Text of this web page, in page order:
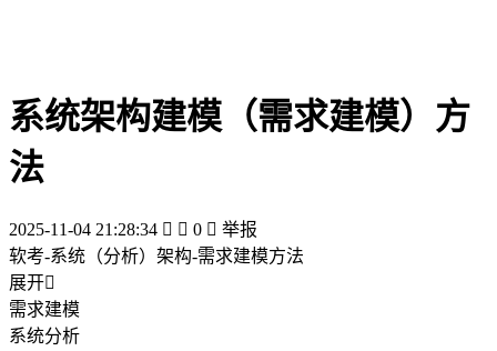
系统架构建模（需求建模）方
法
2025-11-04 21:28:34   0  举报
软考-系统（分析）架构-需求建模方法
展开
需求建模
系统分析